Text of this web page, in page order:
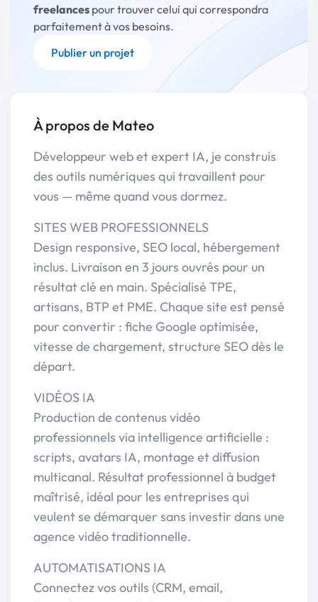
freelances pour trouver celui qui correspondra
parfaitement à vos besoins.
Publier un projet
À propos de Mateo
Développeur web et expert IA, je construis
des outils numériques qui travaillent pour
vous — même quand vous dormez.
SITES WEB PROFESSIONNELS
Design responsive, SEO local, hébergement
inclus. Livraison en 3 jours ouvrés pour un
résultat clé en main. Spécialisé TPE,
artisans, BTP et PME. Chaque site est pensé
pour convertir : fiche Google optimisée,
vitesse de chargement, structure SEO dès le
départ.
VIDÉOS IA
Production de contenus vidéo
professionnels via intelligence artificielle :
scripts, avatars IA, montage et diffusion
multicanal. Résultat professionnel à budget
maîtrisé, idéal pour les entreprises qui
veulent se démarquer sans investir dans une
agence vidéo traditionnelle.
AUTOMATISATIONS IA
Connectez vos outils (CRM, email,